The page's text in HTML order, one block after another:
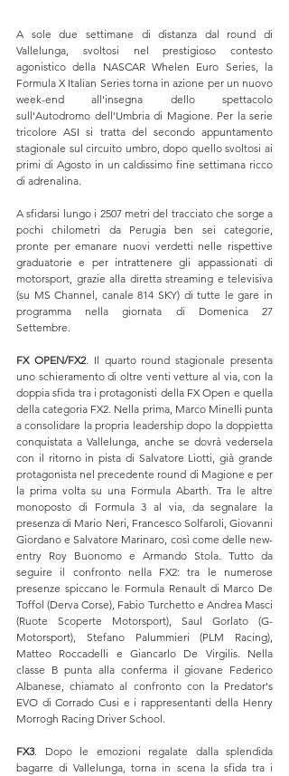
A sole due settimane di distanza dal round di
Vallelunga, svoltosi nel prestigioso contesto
agonistico della NASCAR Whelen Euro Series, la
Formula X Italian Series torna in azione per un nuovo
week-end all'insegna dello spettacolo
sull'Autodromo dell'Umbria di Magione. Per la serie
tricolore ASI si tratta del secondo appuntamento
stagionale sul circuito umbro, dopo quello svoltosi ai
primi di Agosto in un caldissimo fine settimana ricco
di adrenalina.
A sfidarsi lungo i 2507 metri del tracciato che sorge a
pochi chilometri da Perugia ben sei categorie,
pronte per emanare nuovi verdetti nelle rispettive
graduatorie e per intrattenere gli appassionati di
motorsport, grazie alla diretta streaming e televisiva
(su MS Channel, canale 814 SKY) di tutte le gare in
programma nella giornata di Domenica 27
Settembre.
FX OPEN/FX2. Il quarto round stagionale presenta
uno schieramento di oltre venti vetture al via, con la
doppia sfida tra i protagonisti della FX Open e quella
della categoria FX2. Nella prima, Marco Minelli punta
a consolidare la propria leadership dopo la doppietta
conquistata a Vallelunga, anche se dovrà vedersela
con il ritorno in pista di Salvatore Liotti, già grande
protagonista nel precedente round di Magione e per
la prima volta su una Formula Abarth. Tra le altre
monoposto di Formula 3 al via, da segnalare la
presenza di Mario Neri, Francesco Solfaroli, Giovanni
Giordano e Salvatore Marinaro, così come delle new-
entry Roy Buonomo e Armando Stola. Tutto da
seguire il confronto nella FX2: tra le numerose
presenze spiccano le Formula Renault di Marco De
Toffol (Derva Corse), Fabio Turchetto e Andrea Masci
(Ruote Scoperte Motorsport), Saul Gorlato (G-
Motorsport), Stefano Palummieri (PLM Racing),
Matteo Roccadelli e Giancarlo De Virgilis. Nella
classe B punta alla conferma il giovane Federico
Albanese, chiamato al confronto con la Predator's
EVO di Corrado Cusi e i rappresentanti della Henry
Morrogh Racing Driver School.
FX3. Dopo le emozioni regalate dalla splendida
bagarre di Vallelunga, torna in scena la sfida tra i